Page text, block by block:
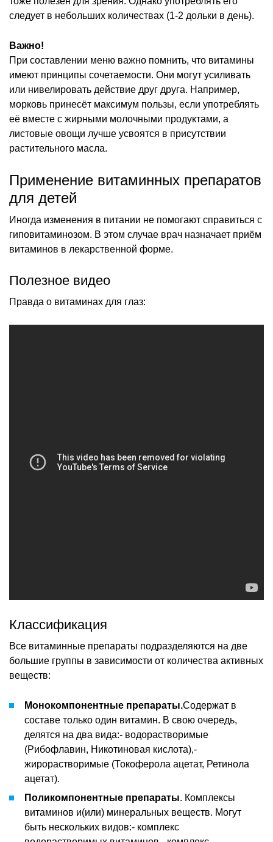
следует в небольших количествах (1-2 дольки в день).
Важно!
При составлении меню важно помнить, что витамины
имеют принципы сочетаемости. Они могут усиливать
или нивелировать действие друг друга. Например,
морковь принесёт максимум пользы, если употреблять
её вместе с жирными молочными продуктами, а
листовые овощи лучше усвоятся в присутствии
растительного масла.
Применение витаминных препаратов
для детей
Иногда изменения в питании не помогают справиться с
гиповитаминозом. В этом случае врач назначает приём
витаминов в лекарственной форме.
Полезное видео
Правда о витаминах для глаз:
Классификация
Все витаминные препараты подразделяются на две
большие группы в зависимости от количества активных
веществ:
Монокомпонентные препараты.Содержат в
составе только один витамин. В свою очередь,
делятся на два вида:- водорастворимые
(Рибофлавин, Никотиновая кислота),-
жирорастворимые (Токоферола ацетат, Ретинола
ацетат).
Поликомпонентные препараты. Комплексы
витаминов и(или) минеральных веществ. Могут
быть нескольких видов:- комплекс